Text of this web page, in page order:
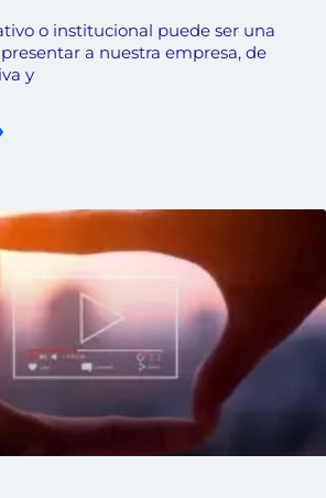
o institucional puede ser una
a nuestra empresa, de
y